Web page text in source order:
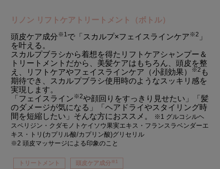
リノン リフトケアトリートメント（ボトル）
頭皮ケア成分※1で「スカルプ×フェイスラインケア※2 」
を叶える。
スカルプブラシから着想を得たリフトケアシャンプー＆
トリートメントだから、美髪ケアはもちろん、頭皮を整
え、リフトケアやフェイスラインケア（小顔効果）
※2 も
期待でき、スカルプブラシ使用時のようなスッキリ感を
実現します。
「フェイスライン※2や顔回りをすっきり見せたい」「髪
のダメージが気になる」「ヘアドライやスタイリング時
間を短縮したい」そんな方におススメ。
※1 グルコシルヘ
スペリジン・クダモノトケイソウ果実エキス・フランスラベンダーエ
キス・トリ(カプリル酸/カプリン酸)グリセリル
※2 頭皮マッサージによる印象のこと
トリートメント 頭皮ケア成分※1